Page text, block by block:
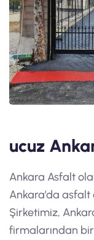
ucuz
Ankara Asfalt
Ankara’da
Şirketimiz,
firmalarından